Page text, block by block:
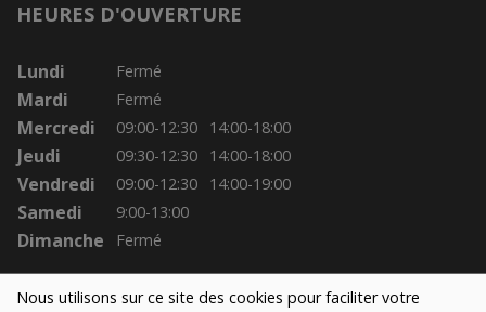
Nous utilisons sur ce site des cookies pour faciliter votre
HEURES D'OUVERTURE
Lundi Fermé
Mardi Fermé
Mercredi 09:00-12:30 14:00-18:00
Jeudi 09:30-12:30 14:00-18:00
Vendredi 09:00-12:30 14:00-19:00
Samedi 9:00-13:00
Dimanche Fermé